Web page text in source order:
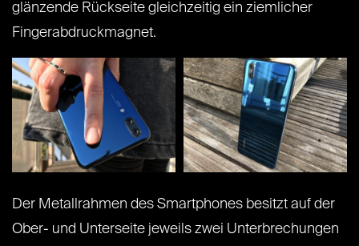
glänzende Rückseite gleichzeitig ein ziemlicher
Fingerabdruckmagnet.
Der Metallrahmen des Smartphones besitzt auf der
Ober- und Unterseite jeweils zwei Unterbrechungen